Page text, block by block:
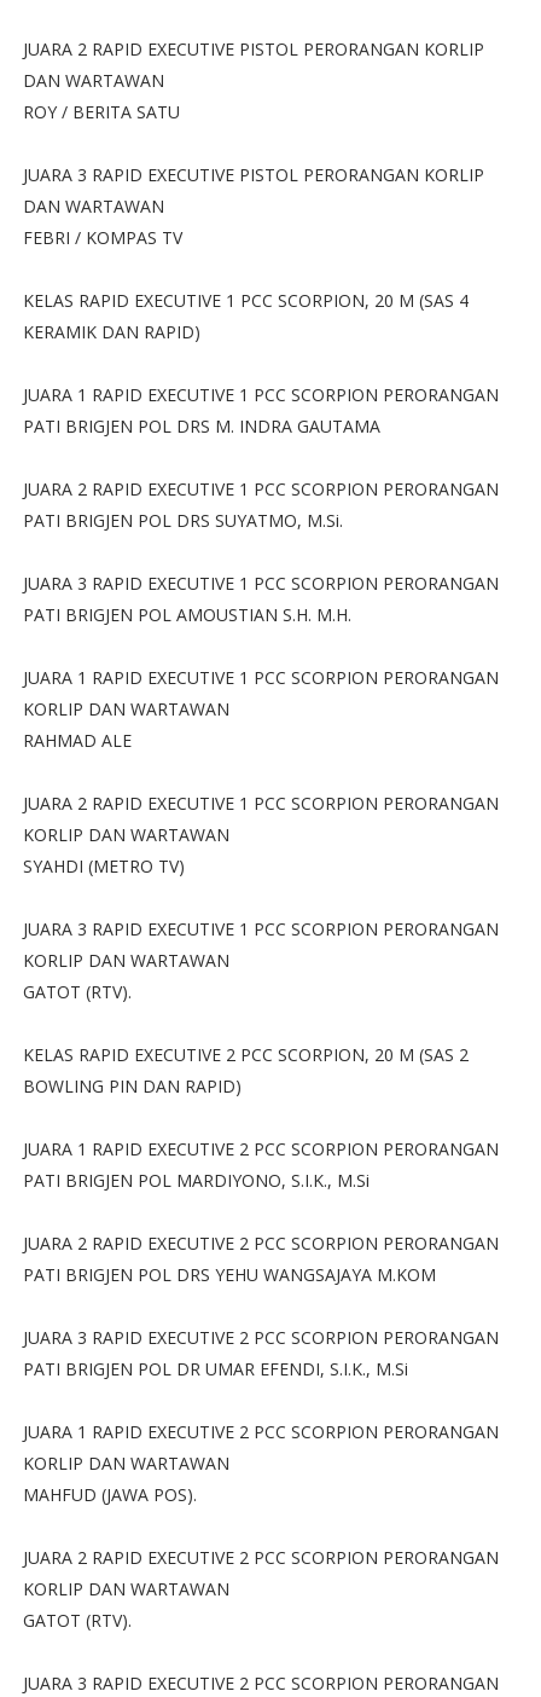
JUARA 2 RAPID EXECUTIVE PISTOL PERORANGAN KORLIP
DAN WARTAWAN
ROY / BERITA SATU
JUARA 3 RAPID EXECUTIVE PISTOL PERORANGAN KORLIP
DAN WARTAWAN
FEBRI / KOMPAS TV
KELAS RAPID EXECUTIVE 1 PCC SCORPION, 20 M (SAS 4
KERAMIK DAN RAPID)
JUARA 1 RAPID EXECUTIVE 1 PCC SCORPION PERORANGAN
PATI BRIGJEN POL DRS M. INDRA GAUTAMA
JUARA 2 RAPID EXECUTIVE 1 PCC SCORPION PERORANGAN
PATI BRIGJEN POL DRS SUYATMO, M.Si.
JUARA 3 RAPID EXECUTIVE 1 PCC SCORPION PERORANGAN
PATI BRIGJEN POL AMOUSTIAN S.H. M.H.
JUARA 1 RAPID EXECUTIVE 1 PCC SCORPION PERORANGAN
KORLIP DAN WARTAWAN
RAHMAD ALE
JUARA 2 RAPID EXECUTIVE 1 PCC SCORPION PERORANGAN
KORLIP DAN WARTAWAN
SYAHDI (METRO TV)
JUARA 3 RAPID EXECUTIVE 1 PCC SCORPION PERORANGAN
KORLIP DAN WARTAWAN
GATOT (RTV).
KELAS RAPID EXECUTIVE 2 PCC SCORPION, 20 M (SAS 2
BOWLING PIN DAN RAPID)
JUARA 1 RAPID EXECUTIVE 2 PCC SCORPION PERORANGAN
PATI BRIGJEN POL MARDIYONO, S.I.K., M.Si
JUARA 2 RAPID EXECUTIVE 2 PCC SCORPION PERORANGAN
PATI BRIGJEN POL DRS YEHU WANGSAJAYA M.KOM
JUARA 3 RAPID EXECUTIVE 2 PCC SCORPION PERORANGAN
PATI BRIGJEN POL DR UMAR EFENDI, S.I.K., M.Si
JUARA 1 RAPID EXECUTIVE 2 PCC SCORPION PERORANGAN
KORLIP DAN WARTAWAN
MAHFUD (JAWA POS).
JUARA 2 RAPID EXECUTIVE 2 PCC SCORPION PERORANGAN
KORLIP DAN WARTAWAN
GATOT (RTV).
JUARA 3 RAPID EXECUTIVE 2 PCC SCORPION PERORANGAN